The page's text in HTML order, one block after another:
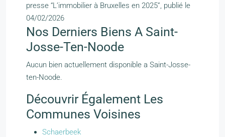
presse “L’immobilier à Bruxelles en 2025”, publié le
04/02/2026
Nos Derniers Biens A Saint-
Josse-Ten-Noode
Aucun bien actuellement disponible a Saint-Josse-
ten-Noode.
Découvrir Également Les
Communes Voisines
Schaerbeek